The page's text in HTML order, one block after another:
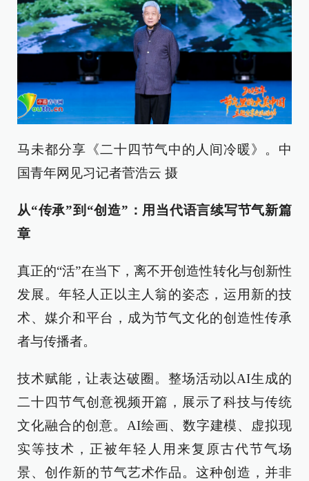
马未都分享《二十四节气中的人间冷暖》。中
国青年网见习记者菅浩云 摄
从“传承”到“创造”：用当代语言续写节气新篇
章
真正的“活”在当下，离不开创造性转化与创新性
发展。年轻人正以主人翁的姿态，运用新的技
术、媒介和平台，成为节气文化的创造性传承
者与传播者。
技术赋能，让表达破圈。整场活动以AI生成的
二十四节气创意视频开篇，展示了科技与传统
文化融合的创意。AI绘画、数字建模、虚拟现
实等技术，正被年轻人用来复原古代节气场
景、创作新的节气艺术作品。这种创造，并非